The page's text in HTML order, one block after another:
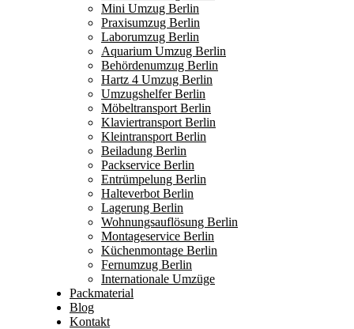
Mini Umzug Berlin
Praxisumzug Berlin
Laborumzug Berlin
Aquarium Umzug Berlin
Behördenumzug Berlin
Hartz 4 Umzug Berlin
Umzugshelfer Berlin
Möbeltransport Berlin
Klaviertransport Berlin
Kleintransport Berlin
Beiladung Berlin
Packservice Berlin
Entrümpelung Berlin
Halteverbot Berlin
Lagerung Berlin
Wohnungsauflösung Berlin
Montageservice Berlin
Küchenmontage Berlin
Fernumzug Berlin
Internationale Umzüge
Packmaterial
Blog
Kontakt